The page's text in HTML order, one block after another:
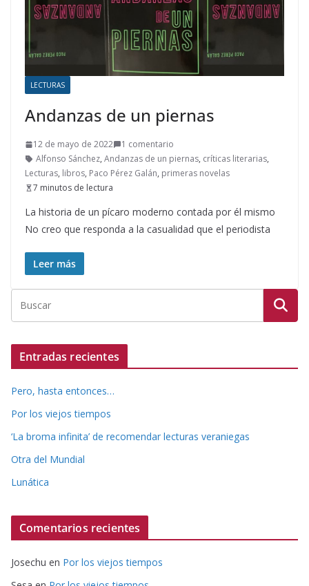
LECTURAS
Andanzas de un piernas
12 de mayo de 2022
1 comentario
Alfonso Sánchez, Andanzas de un piernas, críticas literarias,
Lecturas, libros, Paco Pérez Galán, primeras novelas
7 minutos de lectura
La historia de un pícaro moderno contada por él mismo
No creo que responda a la casualidad que el periodista
Leer más
Entradas recientes
Pero, hasta entonces…
Por los viejos tiempos
‘La broma infinita’ de recomendar lecturas veraniegas
Otra del Mundial
Lunática
Comentarios recientes
Josechu en Por los viejos tiempos